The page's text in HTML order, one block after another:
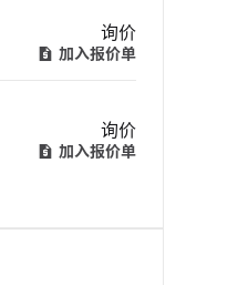
询价
加入报价单
询价
加入报价单